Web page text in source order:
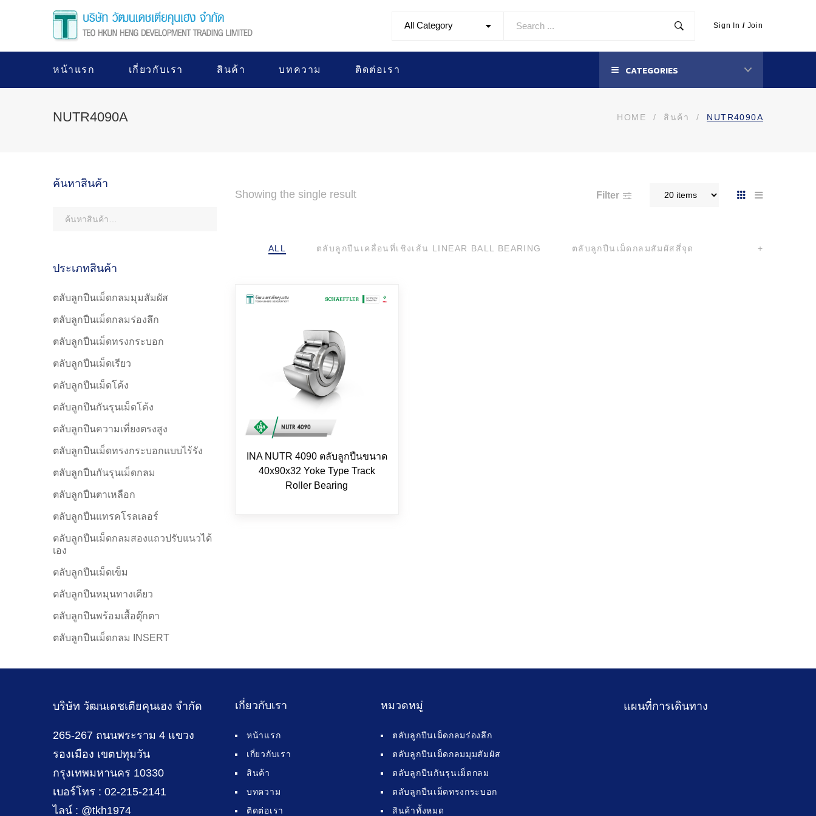
All Category Sign In / Join
หน้าแรก เกี่ยวกับเรา สินค้า บทความ ติดต่อเรา CATEGORIES
NUTR4090A HOME / สินค้า / NUTR4090A
Showing the single result Filter
ALL ตลับลูกปืนเคลื่อนที่เชิงเส้น LINEAR BALL BEARING ตลับลูกปืนเม็ดกลมสัมผัสสี่จุด +
INA NUTR 4090 ตลับลูกปืนขนาด
40x90x32 Yoke Type Track
Roller Bearing
ค้นหาสินค้า
ประเภทสินค้า
ตลับลูกปืนเม็ดกลมมุมสัมผัส
ตลับลูกปืนเม็ดกลมร่องลึก
ตลับลูกปืนเม็ดทรงกระบอก
ตลับลูกปืนเม็ดเรียว
ตลับลูกปืนเม็ดโค้ง
ตลับลูกปืนกันรุนเม็ดโค้ง
ตลับลูกปืนความเที่ยงตรงสูง
ตลับลูกปืนเม็ดทรงกระบอกแบบไร้รัง
ตลับลูกปืนกันรุนเม็ดกลม
ตลับลูกปืนตาเหลือก
ตลับลูกปืนแทรคโรลเลอร์
ตลับลูกปืนเม็ดกลมสองแถวปรับแนวได้
เอง
ตลับลูกปืนเม็ดเข็ม
ตลับลูกปืนหมุนทางเดียว
ตลับลูกปืนพร้อมเสื้อตุ๊กตา
ตลับลูกปืนเม็ดกลม INSERT
บริษัท วัฒนเดชเตียคุนเฮง จำกัด
265-267 ถนนพระราม 4 แขวง
รองเมือง เขตปทุมวัน
กรุงเทพมหานคร 10330
เบอร์โทร : 02-215-2141
ไลน์ : @tkh1974
เกี่ยวกับเรา
หน้าแรก
เกี่ยวกับเรา
สินค้า
บทความ
ติดต่อเรา
หมวดหมู่
ตลับลูกปืนเม็ดกลมร่องลึก
ตลับลูกปืนเม็ดกลมมุมสัมผัส
ตลับลูกปืนกันรุนเม็ดกลม
ตลับลูกปืนเม็ดทรงกระบอก
สินค้าทั้งหมด
แผนที่การเดินทาง